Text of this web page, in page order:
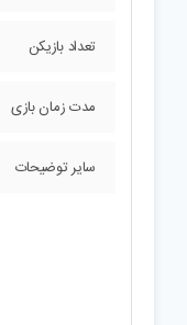
تعداد بازیکن
مدت زمان بازی
سایر توضیحات